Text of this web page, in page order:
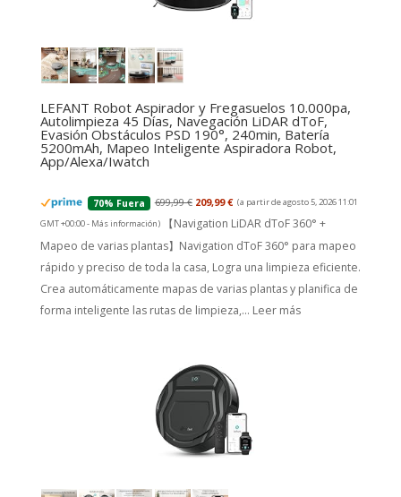
LEFANT Robot Aspirador y Fregasuelos 10.000pa,
Autolimpieza 45 Días, Navegación LiDAR dToF,
Evasión Obstáculos PSD 190°, 240min, Batería
5200mAh, Mapeo Inteligente Aspiradora Robot,
App/Alexa/Iwatch
70% Fuera 699,99 € 209,99 € (a partir de agosto 5, 2026 11:01
GMT +00:00 - Más información)
【Navigation LiDAR dToF 360° +
Mapeo de varias plantas】Navigation dToF 360° para mapeo
rápido y preciso de toda la casa, Logra una limpieza eficiente.
Crea automáticamente mapas de varias plantas y planifica de
forma inteligente las rutas de limpieza,... Leer más